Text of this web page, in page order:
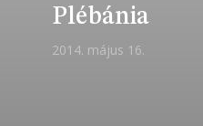
Plébánia
2014. május 16.